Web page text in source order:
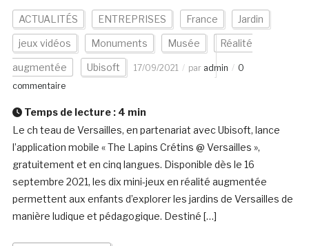
ACTUALITÉS ENTREPRISES France Jardin
jeux vidéos Monuments Musée Réalité
augmentée Ubisoft 17/09/2021 par admin
0
commentaire
Temps de lecture : 4 min
Le ch teau de Versailles, en partenariat avec Ubisoft, lance
l’application mobile « The Lapins Crétins @ Versailles »,
gratuitement et en cinq langues. Disponible dès le 16
septembre 2021, les dix mini-jeux en réalité augmentée
permettent aux enfants d’explorer les jardins de Versailles de
manière ludique et pédagogique. Destiné […]